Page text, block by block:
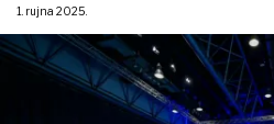
1. rujna 2025.